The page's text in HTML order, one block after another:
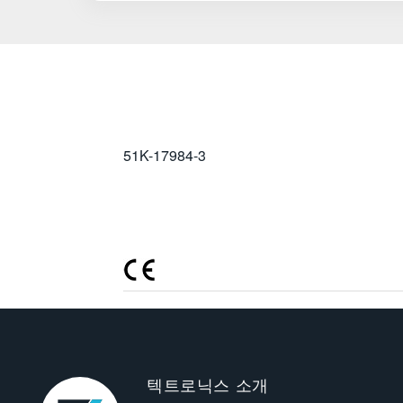
51K-17984-3
텍트로닉스 소개